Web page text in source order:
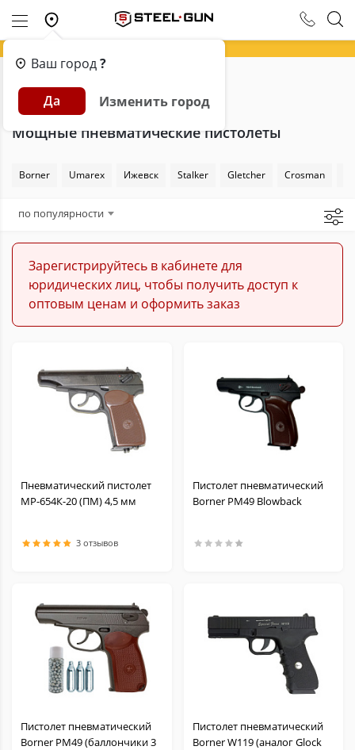
Ваш город?
Да Изменить город
Главная Каталог
Пневматические пистолеты
Мощные
Мощные пневматические пистолеты
Borner Umarex Ижевск Stalker Gletcher Crosman
по популярности
Зарегистрируйтесь в кабинете для
юридических лиц, чтобы получить доступ к
оптовым ценам и оформить заказ
Пневматический пистолет
МР-654К-20 (ПМ) 4,5 мм
3 отзывов
Пистолет пневматический
Borner PM49 Blowback
Пистолет пневматический
Borner PM49 (баллончики 3
Пистолет пневматический
Borner W119 (аналог Glock